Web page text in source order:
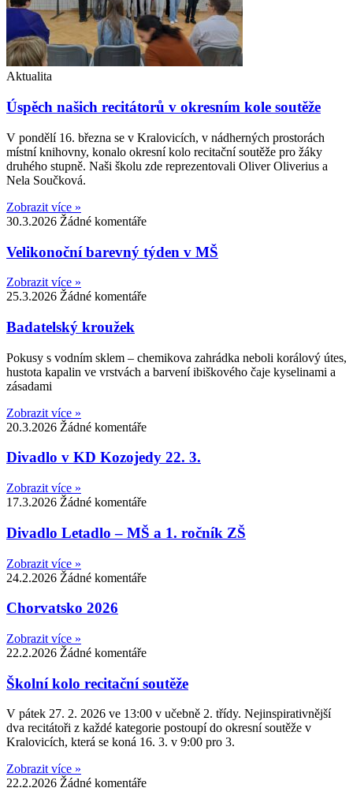
Aktualita
Úspěch našich recitátorů v okresním kole soutěže
V pondělí 16. března se v Kralovicích, v nádherných prostorách
místní knihovny, konalo okresní kolo recitační soutěže pro žáky
druhého stupně. Naši školu zde reprezentovali Oliver Oliverius a
Nela Součková.
Zobrazit více »
30.3.2026 Žádné komentáře
Velikonoční barevný týden v MŠ
Zobrazit více »
25.3.2026 Žádné komentáře
Badatelský kroužek
Pokusy s vodním sklem – chemikova zahrádka neboli korálový útes,
hustota kapalin ve vrstvách a barvení ibiškového čaje kyselinami a
zásadami
Zobrazit více »
20.3.2026 Žádné komentáře
Divadlo v KD Kozojedy 22. 3.
Zobrazit více »
17.3.2026 Žádné komentáře
Divadlo Letadlo – MŠ a 1. ročník ZŠ
Zobrazit více »
24.2.2026 Žádné komentáře
Chorvatsko 2026
Zobrazit více »
22.2.2026 Žádné komentáře
Školní kolo recitační soutěže
V pátek 27. 2. 2026 ve 13:00 v učebně 2. třídy. Nejinspirativnější
dva recitátoři z každé kategorie postoupí do okresní soutěže v
Kralovicích, která se koná 16. 3. v 9:00 pro 3.
Zobrazit více »
22.2.2026 Žádné komentáře